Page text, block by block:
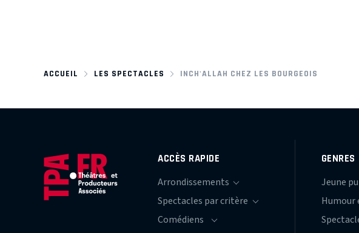
ACCUEIL LES SPECTACLES INCH'ALLAH CHEZ LES BOURGEOIS
ACCÈS RAPIDE GENRES
Jeune
Humour